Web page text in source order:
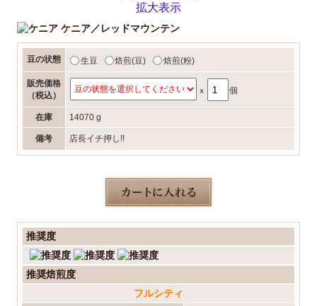
拡大表示
ケニア／レッドマウンテン
豆の状態 生豆 焙煎(豆) 焙煎(粉)
販売価格
（税込）
ｘ 個
在庫 14070 g
備考 店長イチ押し!!
推奨度
推奨焙煎度
フルシティ